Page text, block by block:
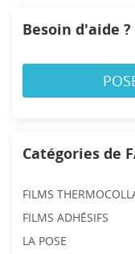
Besoin d'aide ?
Catégories de
FILMS
FILMS ADHÉSIFS
LA POSE